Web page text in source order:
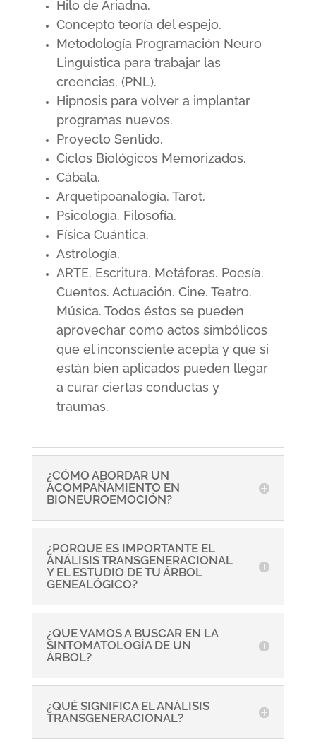
Hilo de Ariadna.
Concepto teoría del espejo.
Metodología Programación Neuro
Linguistica para trabajar las
creencias. (PNL).
Hipnosis para volver a implantar
programas nuevos.
Proyecto Sentido.
Ciclos Biológicos Memorizados.
Cábala.
Arquetipoanalogía. Tarot.
Psicología. Filosofía.
Física Cuántica.
Astrología.
ARTE. Escritura. Metáforas. Poesía.
Cuentos. Actuación. Cine. Teatro.
Música. Todos éstos se pueden
aprovechar como actos simbólicos
que el inconsciente acepta y que si
están bien aplicados pueden llegar
a curar ciertas conductas y
traumas.
¿CÓMO ABORDAR UN
ACOMPAÑAMIENTO EN
BIONEUROEMOCIÓN?
¿PORQUE ES IMPORTANTE EL
ANÁLISIS TRANSGENERACIONAL
Y EL ESTUDIO DE TU ÁRBOL
GENEALÓGICO?
¿QUE VAMOS A BUSCAR EN LA
SINTOMATOLOGÍA DE UN
ÁRBOL?
¿QUÉ SIGNIFICA EL ANÁLISIS
TRANSGENERACIONAL?